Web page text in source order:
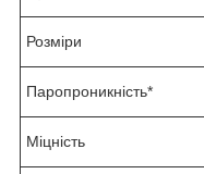
Розміри
Паропроникність*
Міцність